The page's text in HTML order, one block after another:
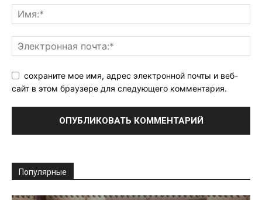
сохраните мое имя, адрес электронной почты и веб-
сайт в этом браузере для следующего комментария.
Популярные